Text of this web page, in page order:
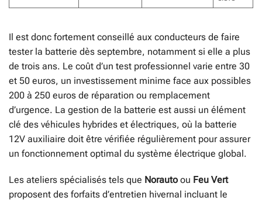
Il est donc fortement conseillé aux conducteurs de faire
tester la batterie dès septembre, notamment si elle a plus
de trois ans. Le coût d’un test professionnel varie entre 30
et 50 euros, un investissement minime face aux possibles
200 à 250 euros de réparation ou remplacement
d’urgence. La gestion de la batterie est aussi un élément
clé des véhicules hybrides et électriques, où la batterie
12V auxiliaire doit être vérifiée régulièrement pour assurer
un fonctionnement optimal du système électrique global.
Les ateliers spécialisés tels que Norauto ou Feu Vert
proposent des forfaits d’entretien hivernal incluant le